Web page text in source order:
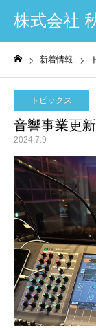
株式会社
新着情報
トピックス
音響事業更
2024.7.9